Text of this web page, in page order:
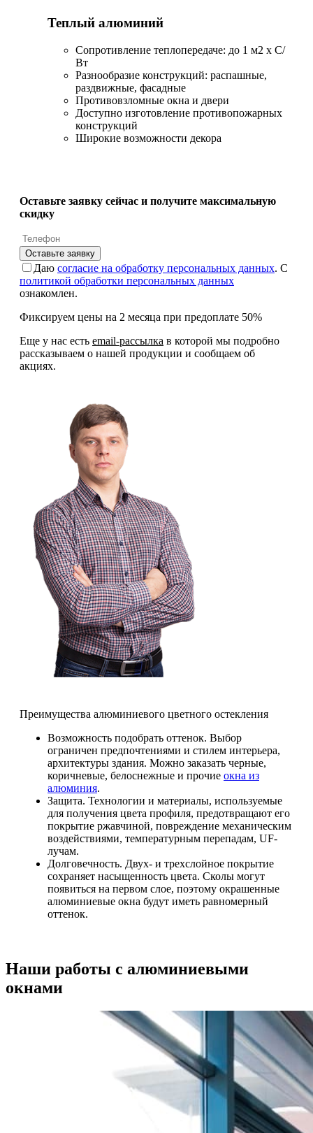
Теплый алюминий
Сопротивление теплопередаче: до 1 м2 х С/
Вт
Разнообразие конструкций: распашные,
раздвижные, фасадные
Противовзломные окна и двери
Доступно изготовление противопожарных
конструкций
Широкие возможности декора
Оставьте заявку сейчас и получите максимальную
скидку
Оставьте заявку
Даю согласие на обработку персональных данных. С
политикой обработки персональных данных
ознакомлен.
Фиксируем цены на 2 месяца при предоплате 50%
Еще у нас есть email-рассылка в которой мы подробно
рассказываем о нашей продукции и сообщаем об
акциях.
Преимущества алюминиевого цветного остекления
Возможность подобрать оттенок. Выбор
ограничен предпочтениями и стилем интерьера,
архитектуры здания. Можно заказать черные,
коричневые, белоснежные и прочие окна из
алюминия.
Защита. Технологии и материалы, используемые
для получения цвета профиля, предотвращают его
покрытие ржавчиной, повреждение механическим
воздействиями, температурным перепадам, UF-
лучам.
Долговечность. Двух- и трехслойное покрытие
сохраняет насыщенность цвета. Сколы могут
появиться на первом слое, поэтому окрашенные
алюминиевые окна будут иметь равномерный
оттенок.
Наши работы с алюминиевыми
окнами